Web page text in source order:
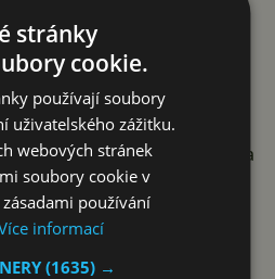
v displeji včetně
by kupoval iPhone 17 Pro
ano, ale mnoho
interval pro výměnu
prodloužilo. Přechod na
je logickým krokem a
si výrobce pro své
stránky
cookie.
používají soubory
uživatelského zážitku.
webových stránek
soubory cookie v
používání
informací
(1635) →